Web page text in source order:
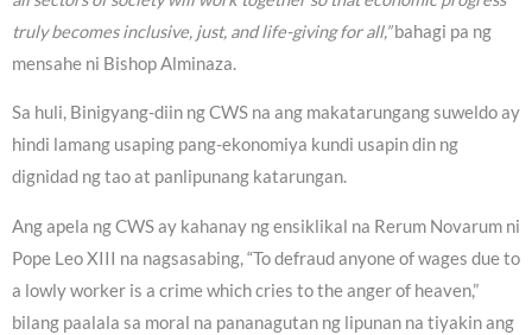
truly becomes inclusive, just, and life-giving for all,”bahagi pa ng
mensahe ni Bishop Alminaza.
Sa huli, Binigyang-diin ng CWS na ang makatarungang suweldo ay
hindi lamang usaping pang-ekonomiya kundi usapin din ng
dignidad ng tao at panlipunang katarungan.
Ang apela ng CWS ay kahanay ng ensiklikal na Rerum Novarum ni
Pope Leo XIII na nagsasabing, “To defraud anyone of wages due to
a lowly worker is a crime which cries to the anger of heaven,”
bilang paalala sa moral na pananagutan ng lipunan na tiyakin ang